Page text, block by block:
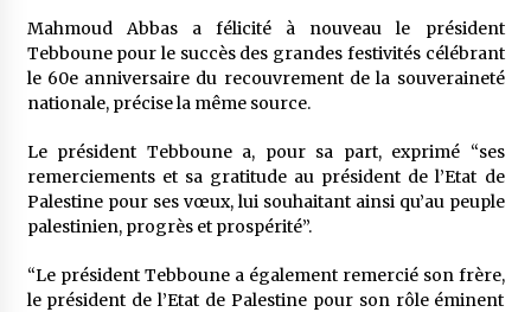
Mahmoud Abbas a félicité à nouveau le président
Tebboune pour le succès des grandes festivités célébrant
le 60e anniversaire du recouvrement de la souveraineté
nationale, précise la même source.
Le président Tebboune a, pour sa part, exprimé “ses
remerciements et sa gratitude au président de l’Etat de
Palestine pour ses vœux, lui souhaitant ainsi qu’au peuple
palestinien, progrès et prospérité”.
“Le président Tebboune a également remercié son frère,
le président de l’Etat de Palestine pour son rôle éminent